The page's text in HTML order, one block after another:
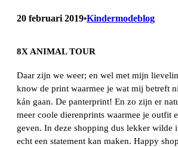
20 februari 2019•Kindermodeblog
8X ANIMAL TOUR
Daar zijn we weer; en wel met mijn
know de print waarmee je wat mij betreft
kán gaan. De panterprint! En zo zijn er
meer coole dierenprints waarmee je outfit
geven. In deze shopping dus lekker wilde
echt een statement kan maken. Happy